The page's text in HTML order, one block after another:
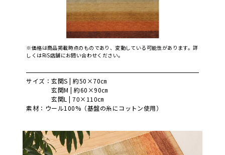
※価格は商品掲載時点のものであり、変動している可能性があります。詳
しくはRiS店舗にお問い合わせください。
サイズ：玄関S | 約50×70㎝
玄関M | 約60×90㎝
玄関L | 70×110㎝
素材：ウール100%（基盤の糸にコットン使用）